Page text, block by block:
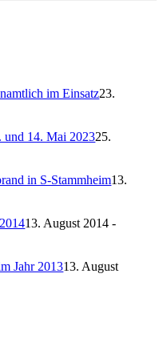
im Einsatz23.
und 14. Mai 202325.
in S-Stammheim13.
13. August 2014 -
Jahr 201313. August